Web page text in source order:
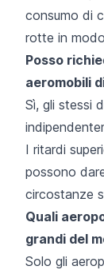
consumo di
rotte in
Posso
aeromobili
Sì, gli stessi
I ritardi
possono
circostanze
Quali
grandi del
Solo gli